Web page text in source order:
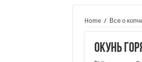
Home / Все о
Окунь